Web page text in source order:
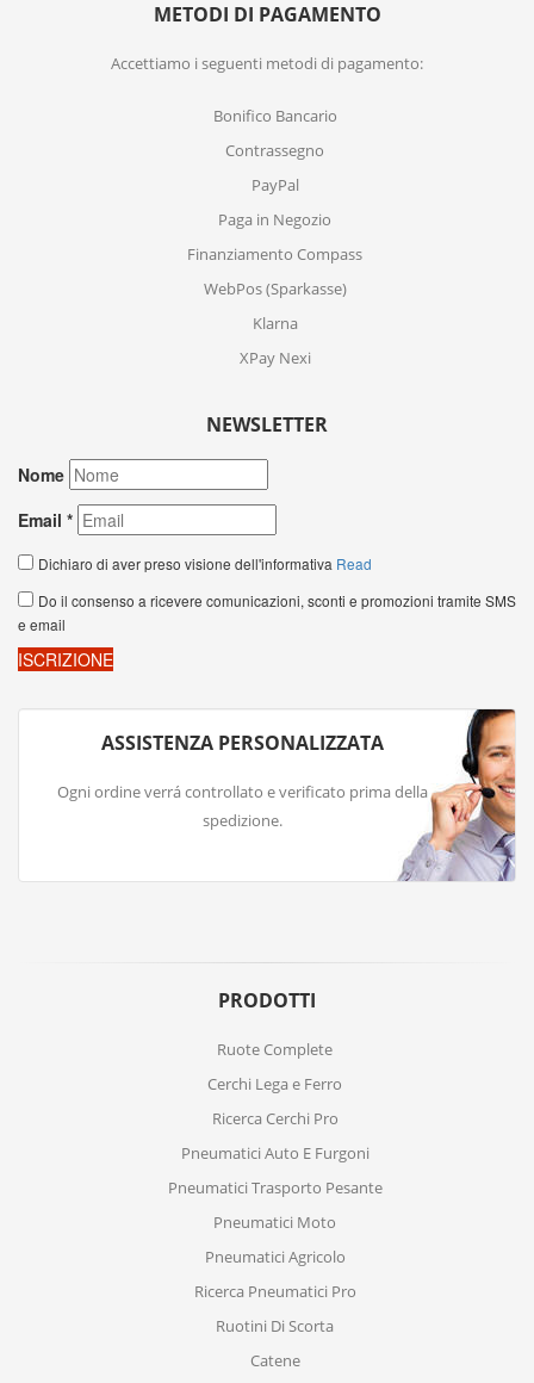
METODI DI PAGAMENTO
Accettiamo i seguenti metodi di pagamento:
Bonifico Bancario
Contrassegno
PayPal
Paga in Negozio
Finanziamento Compass
WebPos (Sparkasse)
Klarna
XPay Nexi
NEWSLETTER
ASSISTENZA PERSONALIZZATA
Ogni ordine verrá controllato e verificato prima della
spedizione.
PRODOTTI
Ruote Complete
Cerchi Lega e Ferro
Ricerca Cerchi Pro
Pneumatici Auto E Furgoni
Pneumatici Trasporto Pesante
Pneumatici Moto
Pneumatici Agricolo
Ricerca Pneumatici Pro
Ruotini Di Scorta
Catene